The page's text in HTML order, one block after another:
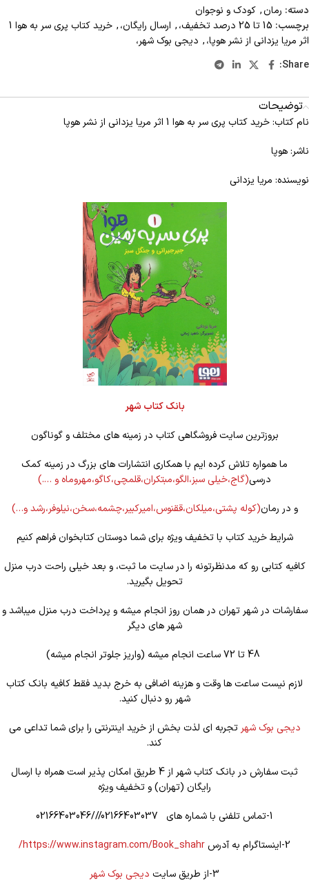
دسته: رمان, کودک و نوجوان
برچسب: 15 تا 25 درصد تخفیف، , ارسال رایگان،,
خرید کتاب پری سر به هوا 1
اثر مریا یزدانی از نشر هوپا،, دیجی بوک شهر،
Share:
توضیحات
نام کتاب: خرید کتاب پری سر به هوا 1 اثر مریا یزدانی از نشر هوپا
ناشر: هوپا
نویسنده: مریا یزدانی
بانک کتاب شهر
بروزترین سایت فروشگاهی کتاب در زمینه های مختلف و گوناگون
ما همواره تلاش کرده ایم با همکاری انتشارات های بزرگ در زمینه کمک
درسی(گاج،خیلی سبز،الگو،مبتکران،قلمچی،کاگو،مهروماه و ….)
و در رمان(کوله پشتی،میلکان،ققنوس،امیرکبیر،چشمه،سخن،نیلوفر،رشد و…)
شرایط خرید کتاب با تخفیف ویژه برای شما دوستان کتابخوان فراهم کنیم
کافیه کتابی رو که مدنظرتونه را در سایت ما ثبت، و بعد خیلی راحت درب منزل
تحویل بگیرید.
سفارشات در شهر تهران در همان روز انجام میشه و پرداخت درب منزل میباشد و
شهر های دیگر
لازم نیست ساعت ها وقت و هزینه اضافی به خرج بدید فقط کافیه بانک کتاب
شهر رو دنبال کنید.
دیجی بوک شهر تجربه ای لذت بخش از خرید اینترنتی را برای شما تداعی می
کند.
ثبت سفارش در بانک کتاب شهر از 4 طریق امکان پذیر است همراه با ارسال
رایگان (تهران) و تخفیف ویژه
1-تماس تلفنی با شماره های 02166403037///02166403046
2-اینستاگرام به آدرس
https://www.instagram.com/Book_shahr/
3-از طریق سایت
دیجی بوک شهر